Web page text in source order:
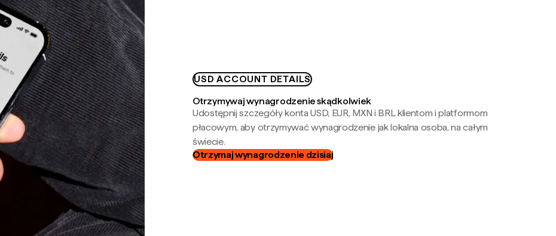
USD ACCOUNT DETAILS
Otrzymywaj wynagrodzenie skądkolwiek
Udostępnij szczegóły konta USD, EUR, MXN i BRL klientom i platformom
płacowym, aby otrzymywać wynagrodzenie jak lokalna osoba, na całym
świecie.
Otrzymaj wynagrodzenie dzisiaj